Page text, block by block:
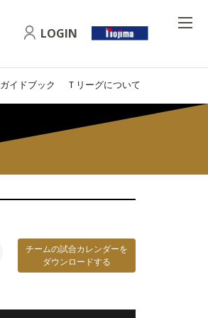
LOGIN
ガイドブック Ｔリーグについて
チームの試合カレンダーを
ダウンロードする